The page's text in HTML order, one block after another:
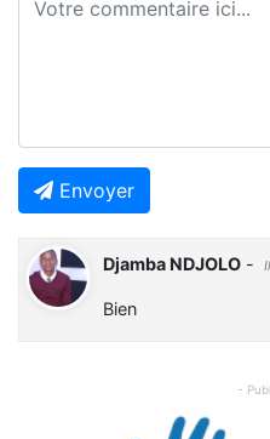
Envoyer
Djamba NDJOLO -
Bien
-